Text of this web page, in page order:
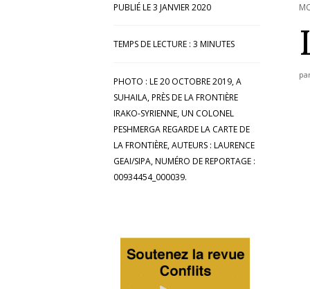
3 JANVIER 2020
TEMPS DE LECTURE : 3 MINUTES
PHOTO : LE 20 OCTOBRE 2019, A
SUHAILA, PRÈS DE LA FRONTIÈRE
IRAKO-SYRIENNE, UN COLONEL
PESHMERGA REGARDE LA CARTE DE
LA FRONTIÈRE, AUTEURS : LAURENCE
GEAI/SIPA, NUMÉRO DE REPORTAGE :
00934454_000039.